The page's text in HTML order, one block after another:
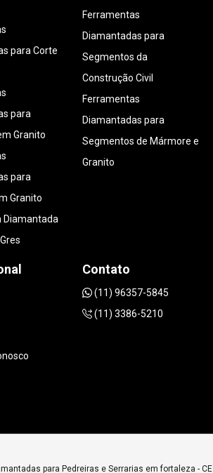
para Corte
para
Granito
para
Granito
Diamantada
Ferramentas
Diamantadas para
Segmentos da
Construção Civil
Ferramentas
Diamantadas para
Segmentos de Mármore e
Granito
Contato
(11) 96357-5845
(11) 3386-5210
para Pedreiras e Serrarias em fortaleza - CE